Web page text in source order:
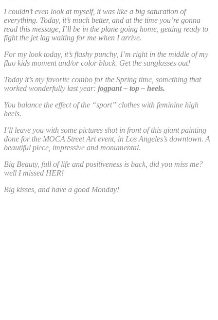
I couldn’t even look at myself, it was like a big saturation of
everything. Today, it’s much better, and at the time you’re gonna
read this message, I’ll be in the plane going home, getting ready to
fight the jet lag waiting for me when I arrive.
For my look today, it’s flashy punchy, I’m right in the middle of my
fluo kids moment and/or color block. Get the sunglasses out!
Today it’s my favorite combo for the Spring time, something that
worked wonderfully last year: jogpant – top – heels.
You balance the effect of the “sport” clothes with feminine high
heels.
I’ll leave you with some pictures shot in front of this giant painting
done for the MOCA Street Art event, in Los Angeles’s downtown. A
beautiful piece, impressive and monumental.
Big Beauty, full of life and positiveness is back, did you miss me?
well I missed HER!
Big kisses, and have a good Monday!